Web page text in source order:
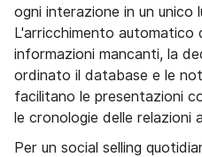
ogni interazione in un unico
L'arricchimento automatico
informazioni mancanti, la
ordinato il database e le
facilitano le presentazioni
le cronologie delle relazioni
Per un social selling